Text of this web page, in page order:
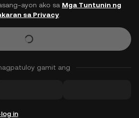
ayon ako sa Mga Tuntunin ng
sa Privacy.
gamit ang
in